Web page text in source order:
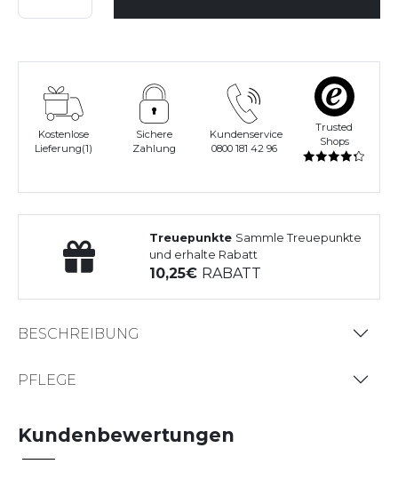
Kostenlose
Lieferung(1)
Sichere
Zahlung
Kundenservice
0800 181 42 96
Trusted
Shops
Treuepunkte Sammle Treuepunkte
und erhalte Rabatt
10,25 RABATT
BESCHREIBUNG
PFLEGE
Kundenbewertungen